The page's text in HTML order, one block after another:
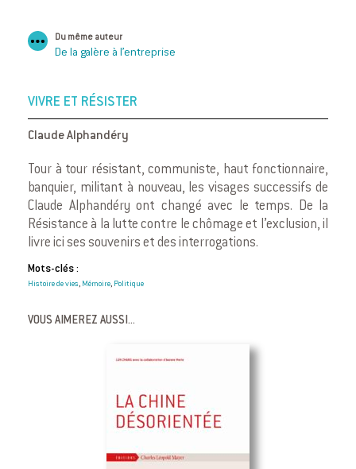
Du même auteur
De la galère à l’entreprise
VIVRE ET RÉSISTER
Claude Alphandéry
Tour à tour résistant, communiste, haut fonctionnaire,
banquier, militant à nouveau, les visages successifs de
Claude Alphandéry ont changé avec le temps. De la
Résistance à la lutte contre le chômage et l’exclusion, il
livre ici ses souvenirs et des interrogations.
Mots-clés :
Histoire de vies, Mémoire, Politique
VOUS AIMEREZ AUSSI...